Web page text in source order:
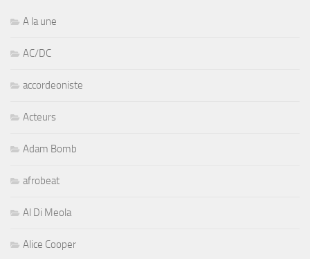
A la une
AC/DC
accordeoniste
Acteurs
Adam Bomb
afrobeat
Al Di Meola
Alice Cooper